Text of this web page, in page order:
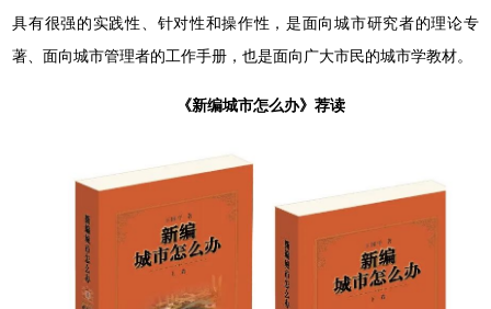
具有很强的实践性、针对性和操作性，是面向城市研究者的理论专
著、面向城市管理者的工作手册，也是面向广大市民的城市学教材。
《新编城市怎么办》荐读